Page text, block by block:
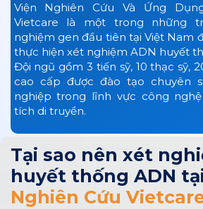
Viện Nghiên Cứu Và Ứng
Vietcare là một trong những
nghiệm gen đầu tiên tại Việt Nam
thực hiện xét nghiệm ADN huyết
Đội ngũ gồm 3 tiến sỹ, 10 thạc sỹ,
cao cấp được đào tạo chuyên
nghiệp trong lĩnh vực công
tích di truyền.
Tại sao nên xét
huyết thống ADN
Nghiên Cứu